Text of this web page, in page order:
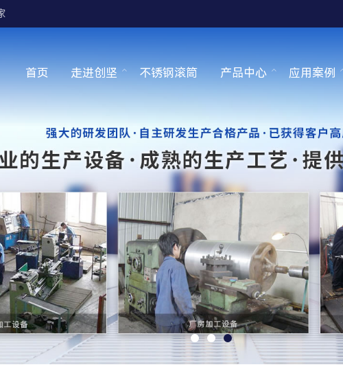
首页 走进创坚 不锈钢滚筒 产品中心 应用案例